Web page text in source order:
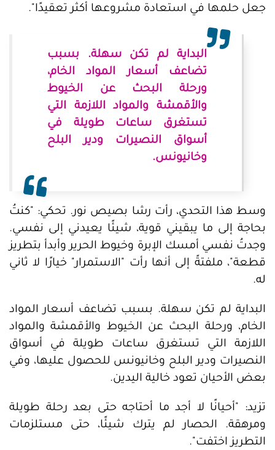
جعل حلمها في استعادة مشروعها أكثر تعقيدًا".
البداية لم تكن سهلة. بسبب
تضاعف أسعار المواد الخام،
ورحلة البحث عن الخيوط
والأقمشة والمواد اللازمة التي
تستغرق ساعات طويلة في
أسواق النصيرات ودير البلح
وخانيونس.
وسط هذا التحدي، رأت رشا بصيص نور. تحكي: "كنتُ
بحاجة إلى ما يبقيني قوية، شيئًا يعيدني إلى نفسي.
وجدتُ نفسي أمسك الإبرة وخيوط الحرير وأبدأ بتطريز
قطعة"، ملفتةً إلى أنها رأت "الاستمرار" خيارًا لا ثاني
له.
البداية لم تكن سهلة. بسبب تضاعف أسعار المواد
الخام، ورحلة البحث عن الخيوط والأقمشة والمواد
اللازمة التي تستغرق ساعات طويلة في أسواق
النصيرات ودير البلح وخانيونس للحصول عليها، وفي
بعض الأحيان تعود خالية اليدين.
تزيد: "أحيانًا لا أجد ما أحتاجه حتى بعد رحلة طويلة
ومرهقة. الحصار لم يترك شيئًا، حتى مستلزمات
التطريز اختفت".